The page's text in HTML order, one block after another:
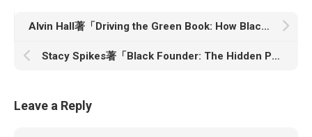
Alvin Hall著「Driving the Green Book: How Black Resistance Lit a Path Through Jim Crow and Beyond」
Stacy Spikes著「Black Founder: The Hidden Power of Being an Outsider」
Leave a Reply